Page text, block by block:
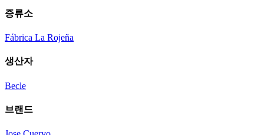
증류소
Fábrica La Rojeña
생산자
Becle
브랜드